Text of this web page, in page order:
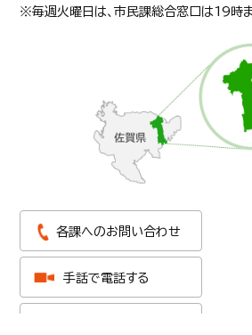
※毎週火曜日は、市民課総合窓口は19時ま
各課へのお問い合わせ
手話で電話する